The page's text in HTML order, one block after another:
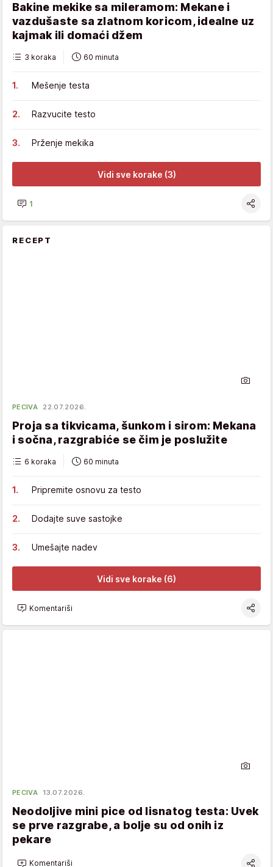
Bakine mekike sa mileramom: Mekane i
vazdušaste sa zlatnom koricom, idealne uz
kajmak ili domaći džem
3 koraka 60 minuta
Mešenje testa
Razvucite testo
Prženje mekika
Vidi sve korake (3)
1
RECEPT
PECIVA 22.07.2026.
Proja sa tikvicama, šunkom i sirom: Mekana
i sočna, razgrabiće se čim je poslužite
6 koraka 60 minuta
Pripremite osnovu za testo
Dodajte suve sastojke
Umešajte nadev
Vidi sve korake (6)
Komentariši
PECIVA 13.07.2026.
Neodoljive mini pice od lisnatog testa: Uvek
se prve razgrabe, a bolje su od onih iz
pekare
Komentariši